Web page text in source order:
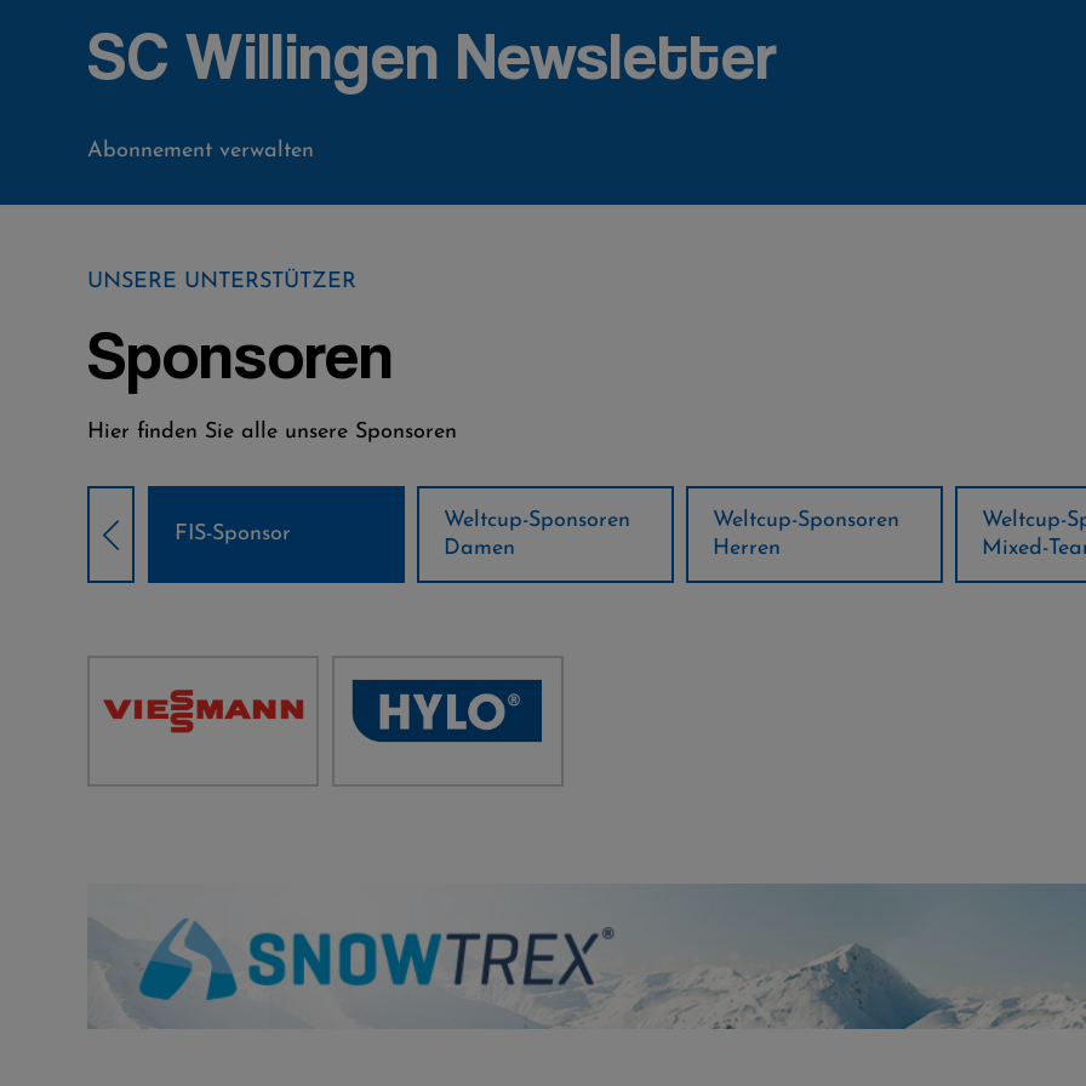
SC Willingen Newsletter
Abonnement verwalten
UNSERE UNTERSTÜTZER
Sponsoren
Hier finden Sie alle unsere Sponsoren
Weltcup-Sponsoren
Damen
Weltcup-Sponsoren
Herren
Weltcup-Sponsoren
Mixed-Team
Regions-